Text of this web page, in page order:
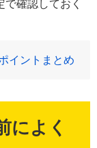
確認しておく
イントまとめ
によく